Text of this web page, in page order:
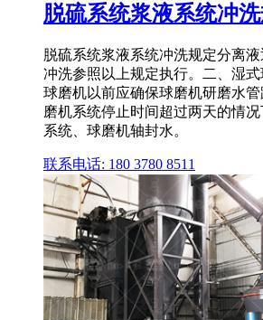
脱硫系统浆液系统冲
脱硫系统浆液系统冲洗规定分离
冲洗参照以上规定执行。二、湿
球磨机以前应确保球磨机研磨水
磨机系统停止时间超过两天的情
系统、球磨机轴封水。
联系电话: 180 3780 8511